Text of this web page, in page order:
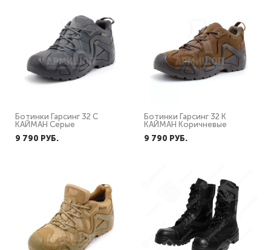
Ботинки Гарсинг 32 С
КАЙМАН Серые
9 790 PУБ.
Ботинки Гарсинг 32 К
КАЙМАН Коричневые
9 790 PУБ.